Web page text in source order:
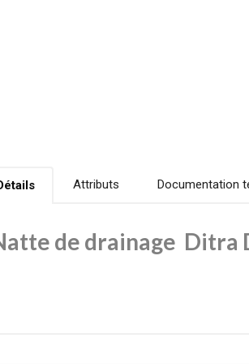
Attributs Documentation
de drainage Ditra
sans pression (effet capillaire passif) et